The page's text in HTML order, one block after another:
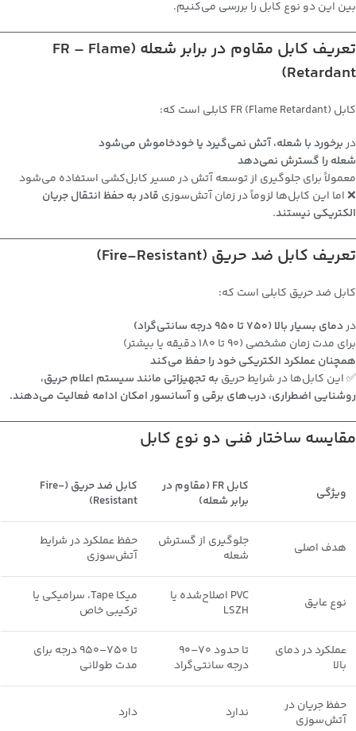
بین این دو نوع کابل را بررسی می‌کنیم.
تعریف کابل مقاوم در برابر شعله (FR – Flame
Retardant)
کابل FR (Flame Retardant) کابلی است که:
دربرخورد با شعله، آتش نمی‌گیرد یا خودخاموش می‌شود
شعله را گسترش نمی‌دهد
معمولاً برای جلوگیری از توسعه آتش در مسیر کابل‌کشی استفاده می‌شود
❌ اما این کابل‌ها لزوماً در زمان آتش‌سوزی قادر به حفظ انتقال جریان
الکتریکی نیستند.
تعریف کابل ضد حریق (Fire-Resistant)
کابل ضد حریق کابلی است که:
دردمای بسیار بالا (۷۵۰ تا ۹۵۰ درجه سانتی‌گراد)
برای مدت زمان مشخصی (۹۰ تا ۱۸۰ دقیقه یا بیشتر)
همچنان عملکرد الکتریکی خود را حفظ می‌کند
✅ این کابل‌ها در شرایط حریق به تجهیزاتی مانند سیستم اعلام حریق،
روشنایی اضطراری، درب‌های برقی و آسانسور امکان ادامه فعالیت می‌دهند.
مقایسه ساختار فنی دو نوع کابل
ویژگی
کابل FR (مقاوم در
برابر شعله)
کابل ضد حریق (Fire-
Resistant)
هدف اصلی
جلوگیری از گسترش
شعله
حفظ عملکرد در شرایط
آتش‌سوزی
نوع عایق
PVC اصلاح‌شده یا
LSZH
میکا Tape، سرامیکی یا
ترکیبی خاص
عملکرد در دمای
بالا
تا حدود ۷۰–۹۰
درجه سانتی‌گراد
تا ۷۵۰–۹۵۰ درجه برای
مدت طولانی
حفظ جریان در
آتش‌سوزی
ندارد دارد